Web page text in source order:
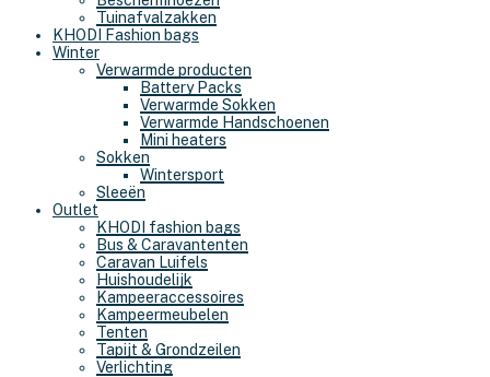
Tuinafvalzakken
KHODI Fashion bags
Winter
Verwarmde producten
Battery Packs
Verwarmde Sokken
Verwarmde Handschoenen
Mini heaters
Sokken
Wintersport
Sleeën
Outlet
KHODI fashion bags
Bus & Caravantenten
Caravan Luifels
Huishoudelijk
Kampeeraccessoires
Kampeermeubelen
Tenten
Tapijt & Grondzeilen
Verlichting